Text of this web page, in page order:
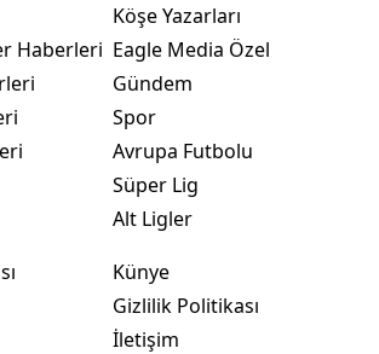
Haberleri
Köşe Yazarları
Eagle Media Özel
Gündem
Spor
Avrupa Futbolu
Süper Lig
Alt Ligler
Künye
Gizlilik Politikası
İletişim